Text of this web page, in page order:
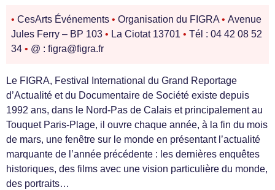
• CesArts Événements • Organisation du FIGRA • Avenue
Jules Ferry – BP 103 • La Ciotat 13701 • Tél : 04 42 08 52
34 • @ : figra@figra.fr
Le FIGRA, Festival International du Grand Reportage
d’Actualité et du Documentaire de Société existe depuis
1992 ans, dans le Nord-Pas de Calais et principalement au
Touquet Paris-Plage, il ouvre chaque année, à la fin du mois
de mars, une fenêtre sur le monde en présentant l’actualité
marquante de l’année précédente : les dernières enquêtes
historiques, des films avec une vision particulière du monde,
des portraits…